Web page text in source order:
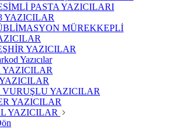
PASTA YAZICILARI
YAZICILAR
MÜREKKEPLİ
YAZICILAR
Yazıcılar
YAZICILAR
VURUŞLU YAZICILAR
YAZICILAR
YAZICILAR